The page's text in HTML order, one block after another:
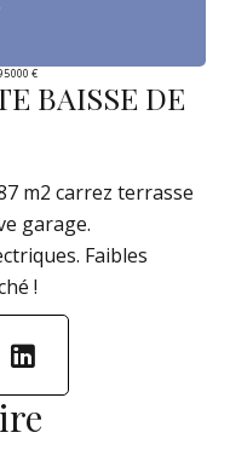
000 €
BAISSE DE
m2 carrez terrasse
garage.
Faibles
!